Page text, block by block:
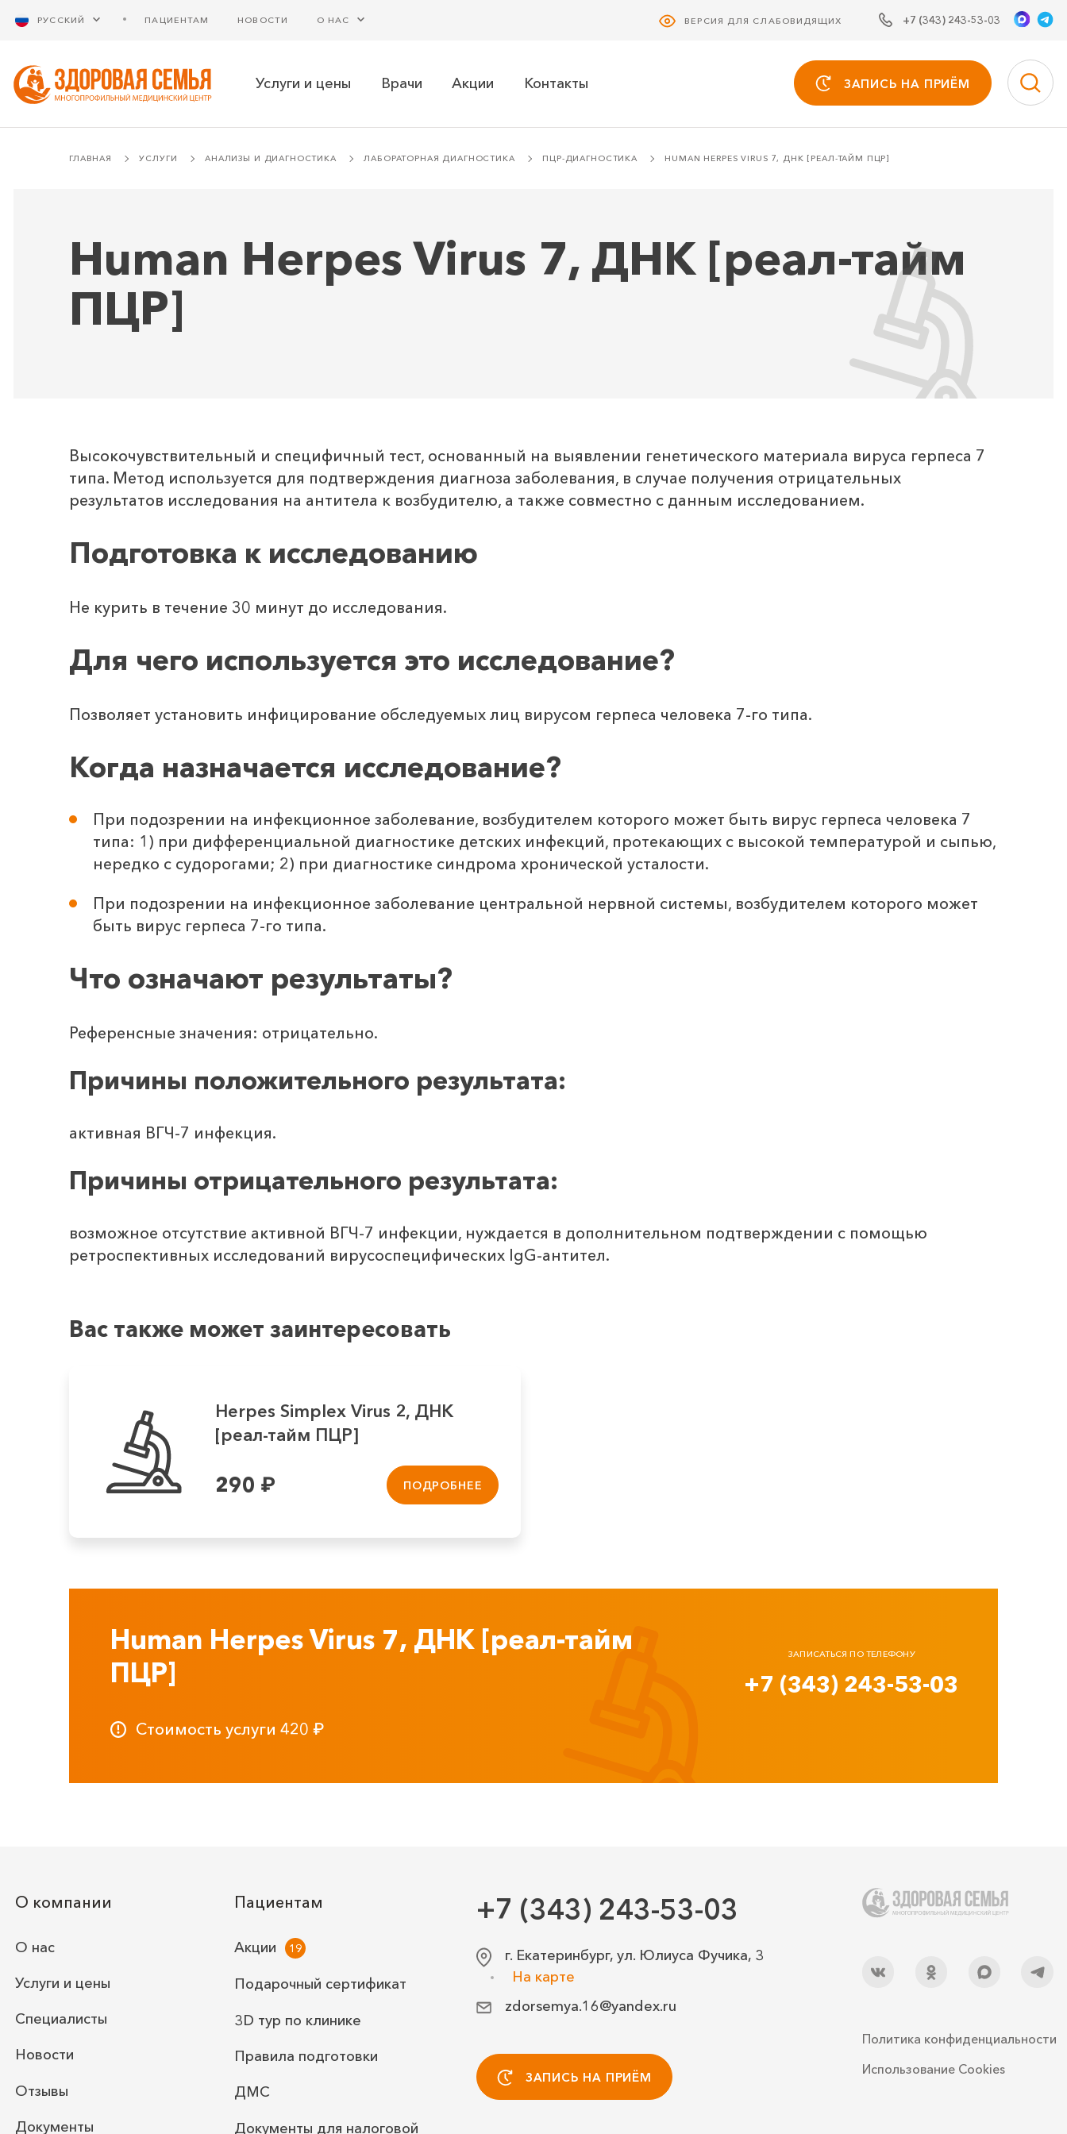
РУССКИЙ ПАЦИЕНТАМ НОВОСТИ О НАС ВЕРСИЯ ДЛЯ СЛАБОВИДЯЩИХ +7 (343) 243-53-03
Услуги и цены Врачи Акции Контакты ЗАПИСЬ НА ПРИЁМ
ГЛАВНАЯ УСЛУГИ АНАЛИЗЫ И ДИАГНОСТИКА ЛАБОРАТОРНАЯ ДИАГНОСТИКА ПЦР-ДИАГНОСТИКА HUMAN HERPES VIRUS 7, ДНК [РЕАЛ-ТАЙМ ПЦР]
Human Herpes Virus 7, ДНК [реал-тайм
ПЦР]
Высокочувствительный и специфичный тест, основанный на выявлении генетического материала вируса герпеса 7
типа. Метод используется для подтверждения диагноза заболевания, в случае получения отрицательных
результатов исследования на антитела к возбудителю, а также совместно с данным исследованием.
Подготовка к исследованию
Не курить в течение 30 минут до исследования.
Для чего используется это исследование?
Позволяет установить инфицирование обследуемых лиц вирусом герпеса человека 7-го типа.
Когда назначается исследование?
При подозрении на инфекционное заболевание, возбудителем которого может быть вирус герпеса человека 7
типа: 1) при дифференциальной диагностике детских инфекций, протекающих с высокой температурой и сыпью,
нередко с судорогами; 2) при диагностике синдрома хронической усталости.
При подозрении на инфекционное заболевание центральной нервной системы, возбудителем которого может
быть вирус герпеса 7-го типа.
Что означают результаты?
Референсные значения: отрицательно.
Причины положительного результата:
активная ВГЧ-7 инфекция.
Причины отрицательного результата:
возможное отсутствие активной ВГЧ-7 инфекции, нуждается в дополнительном подтверждении с помощью
ретроспективных исследований вирусоспецифических IgG-антител.
Вас также может заинтересовать
Herpes Simplex Virus 2, ДНК
[реал-тайм ПЦР]
290 ₽ ПОДРОБНЕЕ
Human Herpes Virus 7, ДНК [реал-тайм
ПЦР]
Стоимость услуги 420 ₽
ЗАПИСАТЬСЯ ПО ТЕЛЕФОНУ
+7 (343) 243-53-03
+7 (343) 243-53-03
г. Екатеринбург, ул. Юлиуса Фучика, 3
На карте
zdorsemya.16@yandex.ru
ЗАПИСЬ НА ПРИЁМ
О компании
О нас
Услуги и цены
Специалисты
Новости
Отзывы
Документы
Пациентам
Акции
Подарочный сертификат
3D тур по клинике
Правила подготовки
ДМС
Документы для налоговой
Политика конфиденциальности
Использование Cookies